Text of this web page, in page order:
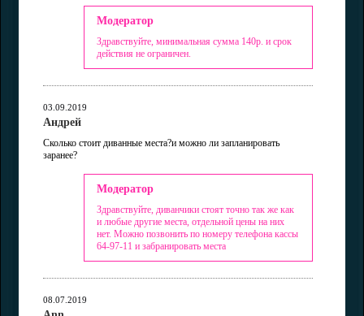
Модератор
Здравствуйте, минимальная сумма 140р. и срок
действия не ограничен.
03.09.2019
Андрей
Сколько стоит диванные места?и можно ли запланировать
заранее?
Модератор
Здравствуйте, диванчики стоят точно так же как
и любые другие места, отдельной цены на них
нет. Можно позвонить по номеру телефона кассы
64-97-11 и забранировать места
08.07.2019